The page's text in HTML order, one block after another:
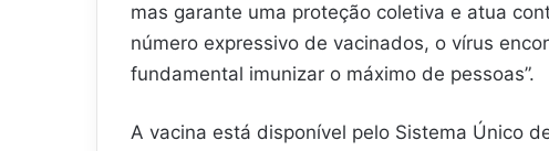
mas garante uma proteção coletiva e atua
número expressivo de vacinados, o vírus
fundamental imunizar o máximo de pessoas”.
A vacina está disponível pelo Sistema Único